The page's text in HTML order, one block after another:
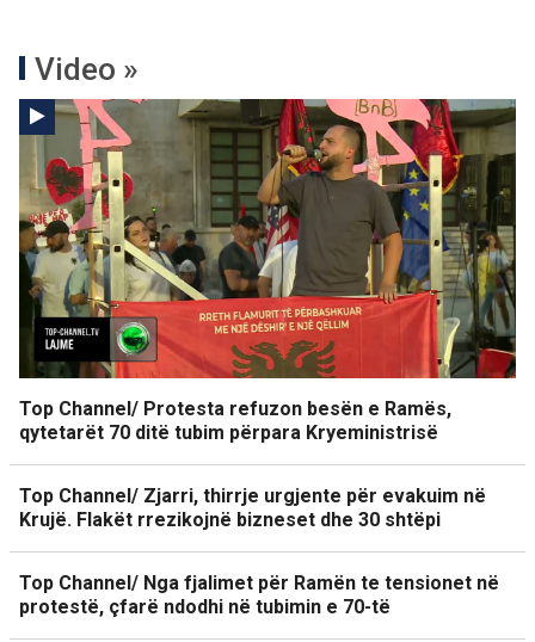
Video »
Top Channel/ Protesta refuzon besën e Ramës,
qytetarët 70 ditë tubim përpara Kryeministrisë
Top Channel/ Zjarri, thirrje urgjente për evakuim në
Krujë. Flakët rrezikojnë bizneset dhe 30 shtëpi
Top Channel/ Nga fjalimet për Ramën te tensionet në
protestë, çfarë ndodhi në tubimin e 70-të